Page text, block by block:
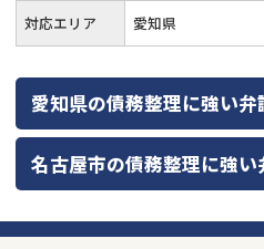
対応エリア 愛知県
愛知県の債務整理に強い弁
名古屋市の債務整理に強い